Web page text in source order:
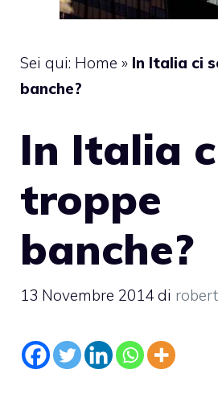
Sei qui: Home » In Italia ci
banche?
In Italia
troppe
banche?
13 Novembre 2014 di